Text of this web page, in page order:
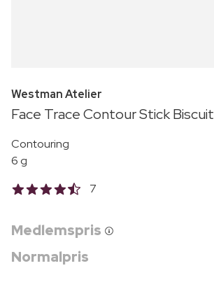
Westman Atelier
Face Trace Contour Stick Biscuit
Contouring
6 g
7
Medlemspris
Normalpris